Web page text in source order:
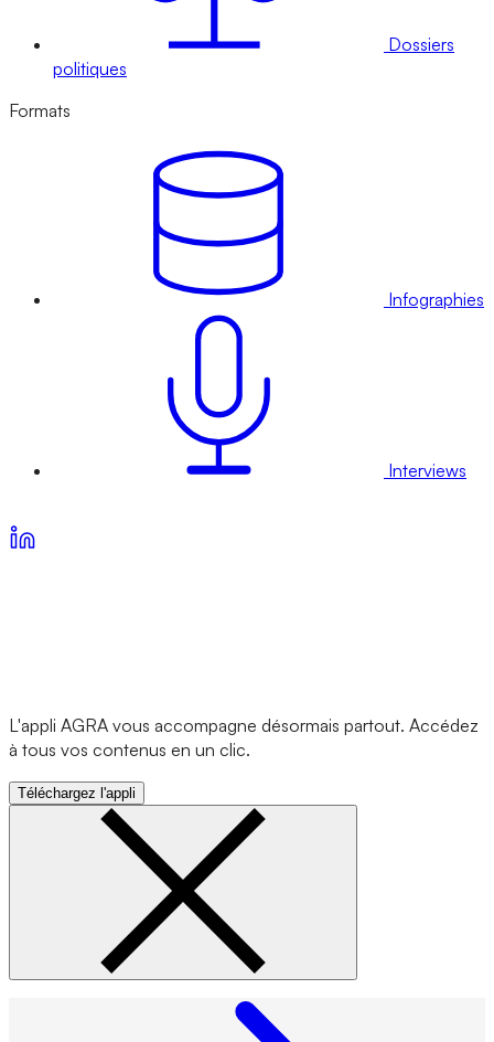
Dossiers
politiques
Formats
Infographies
Interviews
L'appli AGRA vous accompagne désormais partout. Accédez
à tous vos contenus en un clic.
Téléchargez l'appli